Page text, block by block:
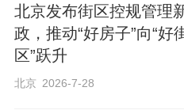
北京发布街区控规管理
政，推动“好房子”向“好
区”跃升
北京 2026-7-28